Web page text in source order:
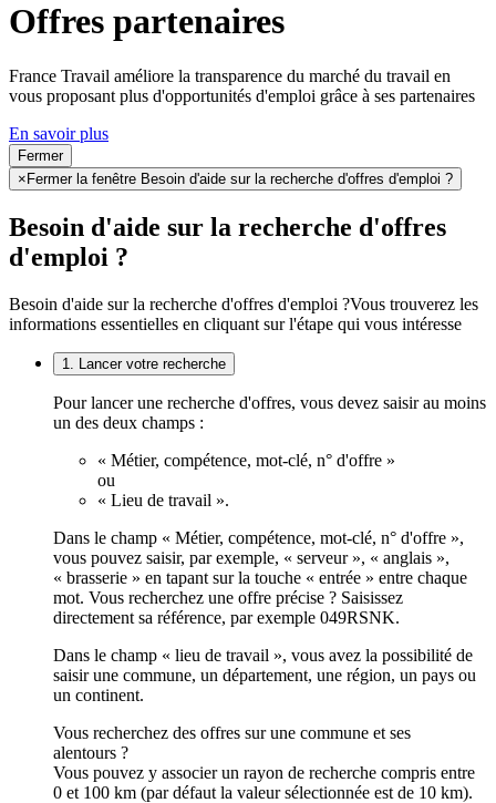
Offres partenaires
France Travail améliore la transparence du marché du travail en
vous proposant plus d'opportunités d'emploi grâce à ses partenaires
En savoir plus
Fermer
× Fermer la fenêtre Besoin d'aide sur la recherche d'offres d'emploi ?
Besoin d'aide sur la recherche d'offres
d'emploi ?
Besoin d'aide sur la recherche d'offres d'emploi ?Vous trouverez les
informations essentielles en cliquant sur l'étape qui vous intéresse
1. Lancer votre recherche
Pour lancer une recherche d'offres, vous devez saisir au moins
un des deux champs :
« Métier, compétence, mot-clé, n° d'offre »
ou
« Lieu de travail ».
Dans le champ « Métier, compétence, mot-clé, n° d'offre »,
vous pouvez saisir, par exemple, « serveur », « anglais »,
« brasserie » en tapant sur la touche « entrée » entre chaque
mot. Vous recherchez une offre précise ? Saisissez
directement sa référence, par exemple 049RSNK.
Dans le champ « lieu de travail », vous avez la possibilité de
saisir une commune, un département, une région, un pays ou
un continent.
Vous recherchez des offres sur une commune et ses
alentours ?
Vous pouvez y associer un rayon de recherche compris entre
0 et 100 km (par défaut la valeur sélectionnée est de 10 km).